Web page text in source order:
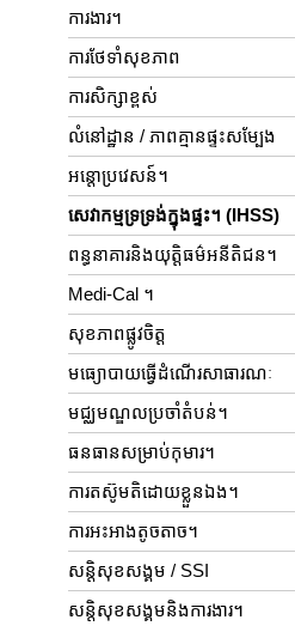
ការងារ។
ការ​ថែទាំ​សុខភាព
ការសិក្សា​ខ្ពស់
លំនៅដ្ឋាន / ភាពគ្មានផ្ទះសម្បែង
អន្តោប្រវេសន៍។
សេវាកម្មទ្រទ្រង់ក្នុងផ្ទះ។ (IHSS)
ពន្ធនាគារនិងយុត្តិធម៌អនីតិជន។
Medi-Cal ។
សុខភាព​ផ្លូវចិត្ត
មធ្យោបាយ​ធ្វើដំណើរ​សាធារណៈ
មជ្ឈមណ្ឌលប្រចាំតំបន់។
ធនធានសម្រាប់កុមារ។
ការតស៊ូមតិដោយខ្លួនឯង។
ការអះអាងតូចតាច។
សន្តិសុខសង្គម / SSI
សន្តិសុខសង្គមនិងការងារ។